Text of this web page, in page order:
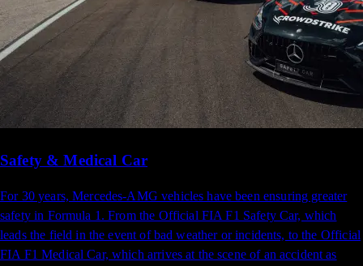
Safety & Medical Car
For 30 years, Mercedes-AMG vehicles have been ensuring greater
safety in Formula 1. From the Official FIA F1 Safety Car, which
leads the field in the event of bad weather or incidents, to the Official
FIA F1 Medical Car, which arrives at the scene of an accident as